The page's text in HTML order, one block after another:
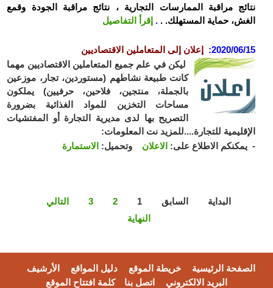
نتائج مراقبة الممارسات التجارية ، نتائج مراقبة الجودة وقمع
الغش، حماية المستهلك. . . إقرأ التفاصيل
2020/06/15
:
إعلان إلى المتعاملين الاقتصاديين
ليكن في علم جميع المتعاملين الاقتصاديين مهما
كانت طبيعة نشاطهم (مستوردين، تجار، موزعين
بالجملة، منتجين، فلاحين، حرفيين) يملكون
مساحات التخزين للمواد الغذائية بضرورة
التصريح بها لدى مديرية التجارة أو المفتشيات
الإقليمية للتجارة....للمزيد نت المعلومات:
- يمكنكم الاطلاع على: الاعلان وتحميل: الاستمارة
البداية السابق 1
2
3
التالي
النهاية
الصفحة الرئيسية خريطة الموقع دليل المواقع
الأرشيف
البريد الالكتروني
اتصل بنا كلمة افتتاح الموقع